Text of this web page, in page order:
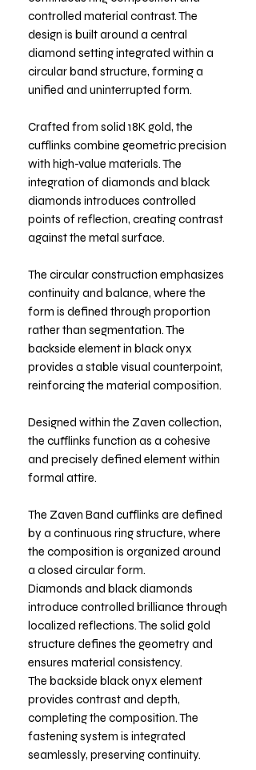
controlled material contrast. The
design is built around a central
diamond setting integrated within a
circular band structure, forming a
unified and uninterrupted form.
Crafted from solid 18K gold, the
cufflinks combine geometric precision
with high-value materials. The
integration of diamonds and black
diamonds introduces controlled
points of reflection, creating contrast
against the metal surface.
The circular construction emphasizes
continuity and balance, where the
form is defined through proportion
rather than segmentation. The
backside element in black onyx
provides a stable visual counterpoint,
reinforcing the material composition.
Designed within the Zaven collection,
the cufflinks function as a cohesive
and precisely defined element within
formal attire.
The Zaven Band cufflinks are defined
by a continuous ring structure, where
the composition is organized around
a closed circular form.
Diamonds and black diamonds
introduce controlled brilliance through
localized reflections. The solid gold
structure defines the geometry and
ensures material consistency.
The backside black onyx element
provides contrast and depth,
completing the composition. The
fastening system is integrated
seamlessly, preserving continuity.